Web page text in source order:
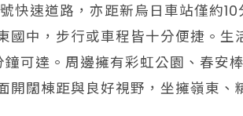
快速道路，亦距新烏日車站僅約
國中，步行或車程皆十分便捷。
鐘可達。周邊擁有彩虹公園、春安
開闊棟距與良好視野，坐擁嶺東、